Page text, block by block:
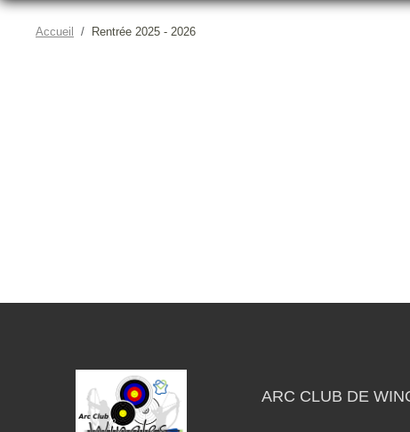
Accueil Rentrée 2025 - 2026
ARC CLUB DE